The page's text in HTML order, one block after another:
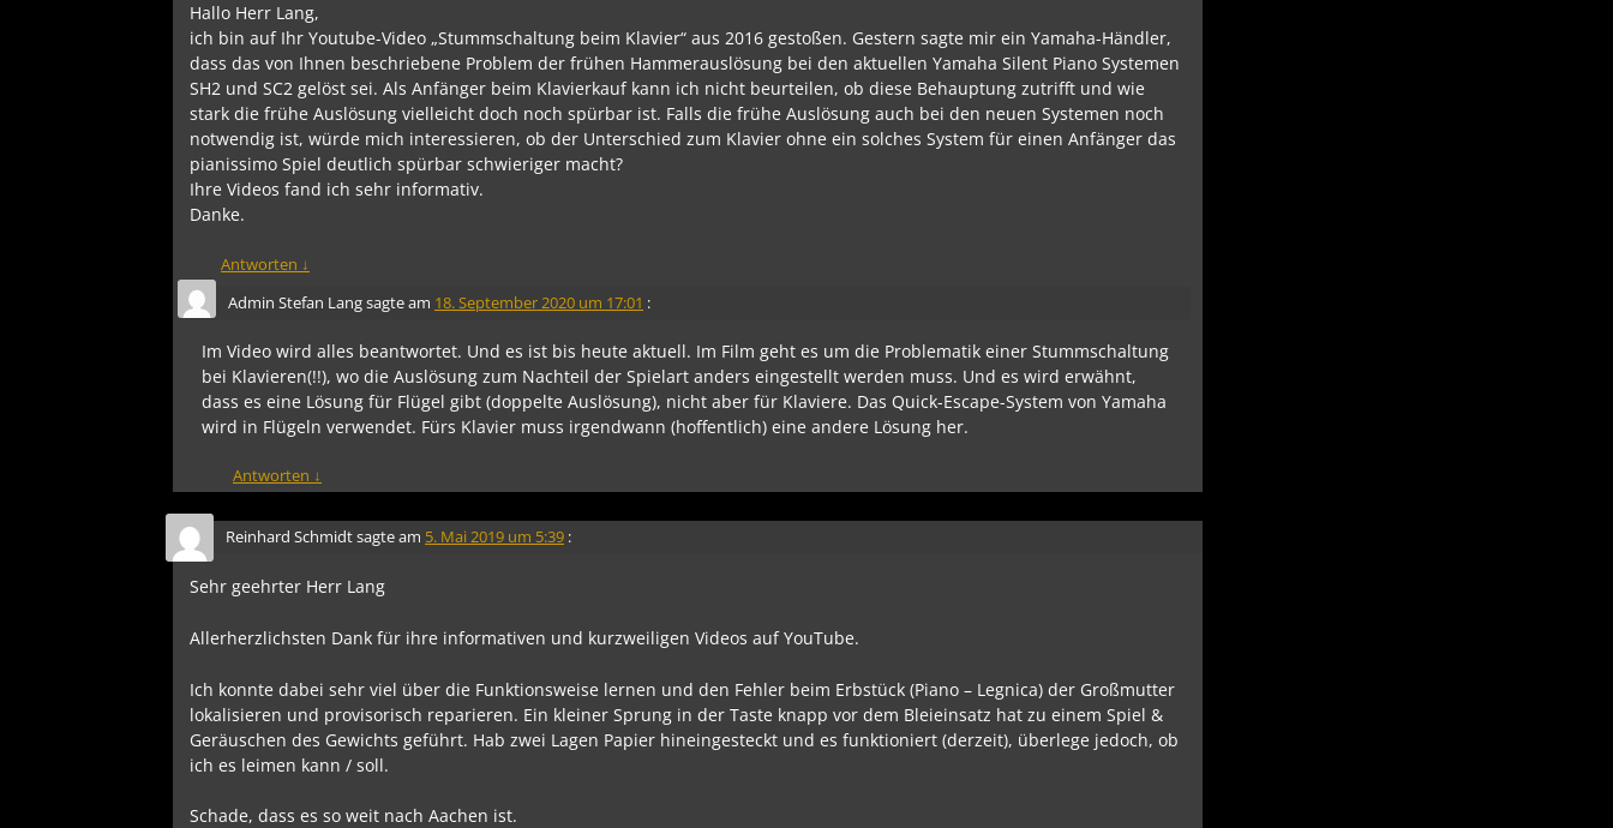
Hallo Herr Lang,
ich bin auf Ihr Youtube-Video „Stummschaltung beim Klavier“ aus 2016 gestoßen. Gestern sagte mir ein Yamaha-Händler,
dass das von Ihnen beschriebene Problem der frühen Hammerauslösung bei den aktuellen Yamaha Silent Piano Systemen
SH2 und SC2 gelöst sei. Als Anfänger beim Klavierkauf kann ich nicht beurteilen, ob diese Behauptung zutrifft und wie
stark die frühe Auslösung vielleicht doch noch spürbar ist. Falls die frühe Auslösung auch bei den neuen Systemen noch
notwendig ist, würde mich interessieren, ob der Unterschied zum Klavier ohne ein solches System für einen Anfänger das
pianissimo Spiel deutlich spürbar schwieriger macht?
Ihre Videos fand ich sehr informativ.
Danke.
Antworten ↓
Admin Stefan Langsagte am 18. September 2020 um 17:01 :
Im Video wird alles beantwortet. Und es ist bis heute aktuell. Im Film geht es um die Problematik einer Stummschaltung
bei Klavieren(!!), wo die Auslösung zum Nachteil der Spielart anders eingestellt werden muss. Und es wird erwähnt,
dass es eine Lösung für Flügel gibt (doppelte Auslösung), nicht aber für Klaviere. Das Quick-Escape-System von Yamaha
wird in Flügeln verwendet. Fürs Klavier muss irgendwann (hoffentlich) eine andere Lösung her.
Antworten ↓
Reinhard Schmidtsagte am 5. Mai 2019 um 5:39 :
Sehr geehrter Herr Lang
Allerherzlichsten Dank für ihre informativen und kurzweiligen Videos auf YouTube.
Ich konnte dabei sehr viel über die Funktionsweise lernen und den Fehler beim Erbstück (Piano – Legnica) der Großmutter
lokalisieren und provisorisch reparieren. Ein kleiner Sprung in der Taste knapp vor dem Bleieinsatz hat zu einem Spiel &
Geräuschen des Gewichts geführt. Hab zwei Lagen Papier hineingesteckt und es funktioniert (derzeit), überlege jedoch, ob
ich es leimen kann / soll.
Schade, dass es so weit nach Aachen ist.